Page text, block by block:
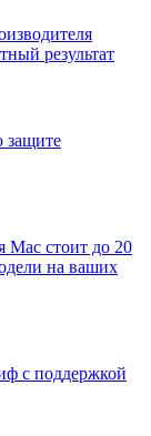
результат
защите
Mac стоит до 20
на ваших
с поддержкой